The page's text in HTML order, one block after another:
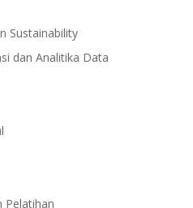
Sustainability
dan Analitika Data
Pelatihan